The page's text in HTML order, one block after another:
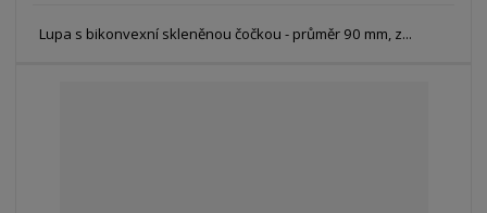
Lupa s bikonvexní skleněnou čočkou - průměr 90 mm, z...